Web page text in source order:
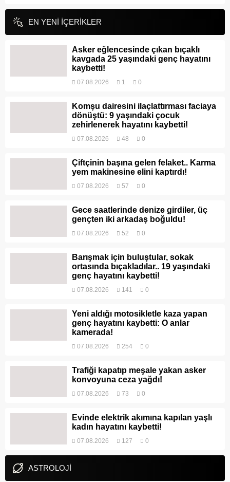
EN YENİ İÇERİKLER
Asker eğlencesinde çıkan bıçaklı
kavgada 25 yaşındaki genç hayatını
kaybetti!
07.08.2026 1 0
Komşu dairesini ilaçlattırması faciaya
dönüştü: 9 yaşındaki çocuk
zehirlenerek hayatını kaybetti!
07.08.2026 48 0
Çiftçinin başına gelen felaket.. Karma
yem makinesine elini kaptırdı!
07.08.2026 57 0
Gece saatlerinde denize girdiler, üç
gençten iki arkadaş boğuldu!
07.08.2026 52 0
Barışmak için buluştular, sokak
ortasında bıçakladılar.. 19 yaşındaki
genç hayatını kaybetti!
07.08.2026 141 0
Yeni aldığı motosikletle kaza yapan
genç hayatını kaybetti: O anlar
kamerada!
07.08.2026 254 0
Trafiği kapatıp meşale yakan asker
konvoyuna ceza yağdı!
07.08.2026 73 0
Evinde elektrik akımına kapılan yaşlı
kadın hayatını kaybetti!
07.08.2026 127 0
ASTROLOJİ